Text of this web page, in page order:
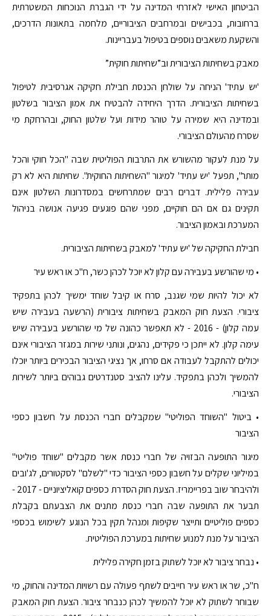
הביטחון האישי לאזרחי המדינה על ידי הגברת הנוכחות המשטרתית
ברחובות, בכבישים ובמרחבים הציבוריים, מלחמה בתאונות הדרכים,
והשקעת משאבים נוספים בטיפול בעבריינות.
מאבק בשחיתות הציבורית וב”שחיתות חוקית”
'יש עתיד' הניחה על שולחן הכנסת חבילת חקיקה אגרסיבית לטיפול
בשחיתות הציבורית. הדרך היחידה להבטיח את אמון הציבור בשלטון
ובמדינה היא שמירה על טוהר מידות ועל שלטון החוק, ובהרחקת מי
שסרח מהעולם הציבורי.
על מנת לעקור מהשורש את התרבות הפוליטית שבה "הכל חוקי והכל
מותר", תפעל 'יש עתיד' למיגור "השחיתות החוקית". שחיתות היא לא רק
עבירה פלילית. דברים רבים שמתרחשים במסדרונות השלטון אינם
תקינים גם אם הם חוקיים, מפני שהם פוגעים פגיעה אנושה בניהול
המערכת ובאמון הציבור.
חבילת החקיקה של 'יש עתיד' למאבק בשחיתות הציבורית.
• מי שהורשע בעבירה עם קלון לא יוכל לכהן כשר, ח"כ או ראש עיר
לא יכול להיות שמי שגנב, סרח או קיבל שוחד ימשיך לכהן בתפקיד
ציבורי. הצעת חוק המאבק בשחיתות ציבורית (הרשעה בעבירה שיש
עמה קלון) - 2016 - לא תאפשר כהונה של מי שהורשע בעבירה שיש
עימה קלון. לא ייתכן כי פקידים, נהגים, ונותני שירות במגזר הציבורי אינם
יכולים להתקבל לעבודה אם סרחו, אך נציגי הציבור הבכירים ביותר יוכלו
להמשיך ולכהן בתפקיד. עלינו להציב סטנדרטים גבוהים ביותר לשירות
הציבורי.
• ביטול "השוחד הפוליטי" שמקבלים חברי הכנסת על חשבון כספי
הציבור
מיגור התופעה הבזויה של חברי כנסת אשר מקבלים "שוחד פוליטי"
במיליוני שקלים על חשבון כספי הציבור כדי "לשלם" לסקטורים, לג'ובים
ולהיבחר שוב בפריימריז. הצעת חוק הסדרת כספים קואליציוניים - 2017 -
תבער את התופעה שבה חברי כנסת מתנים את הצבעתם בקבלת
כספים פוליטיים ותייצר שקיפות ומנהל תקין בכל הנוגע לשימוש בכספי
הציבור על מנת למנוע שחיתות במערכת הפוליטית.
• נבחר ציבור לא יוכל לשתוק בזמן חקירה פלילית
ח"כ, שר או ראש עיר חייבים לשתף פעולה עם רשויות המדינה והחוק, מי
שבוחר לשתוק לא יוכל להמשיך לכהן כנבחר ציבור. הצעת חוק המאבק